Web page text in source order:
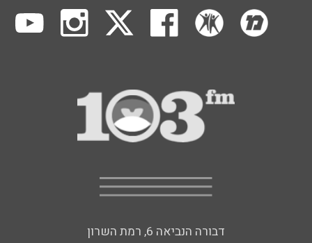
דבורה הנביאה 6, רמת השרון